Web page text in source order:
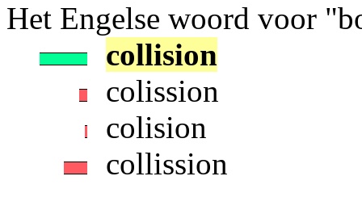
Het Engelse woord voor
collision
colission
colision
collission